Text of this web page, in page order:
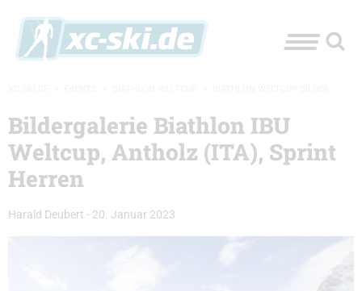
Bildergalerie Biathlon IBU
Weltcup, Antholz (ITA), Sprint
Herren
Harald Deubert - 20. Januar 2023